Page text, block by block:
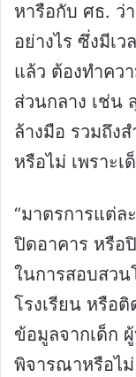
หารือกับ ศธ. ว่
อย่างไร ซึ่งมีเ
แล้ว ต้องทำคว
ส่วนกลาง เช่น
ล้างมือ รวมถึง
หรือไม่ เพราะ
“มาตรการแต่ล
ปิดอาคาร หรือ
ในการสอบสว
โรงเรียน หรือ
ข้อมูลจากเด็ก
พิจารณาหรือไ